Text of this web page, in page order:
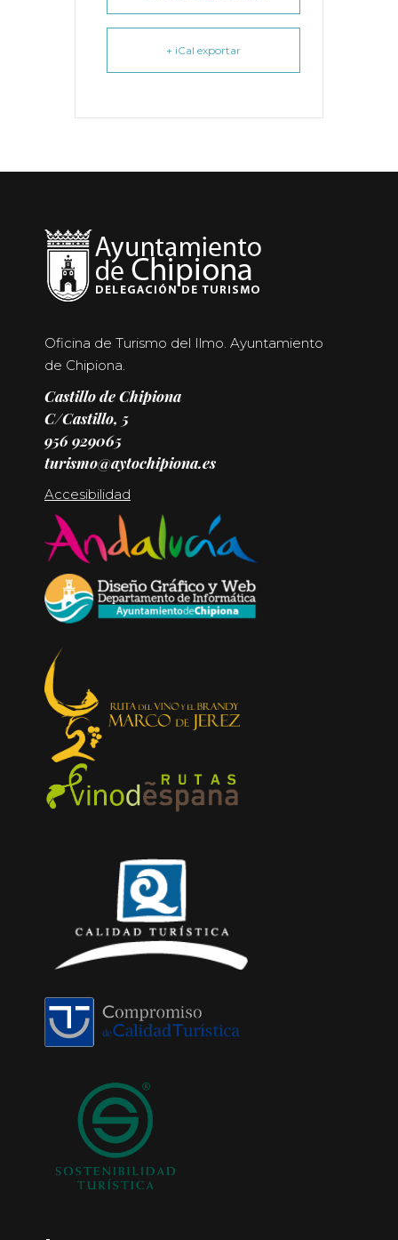
+ iCal exportar
Oficina de Turismo del Ilmo. Ayuntamiento
de Chipiona.
Castillo de Chipiona
C/Castillo, 5
956 929065
turismo@aytochipiona.es
Accesibilidad